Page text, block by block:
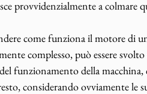
provvidenzialmente a colmare
come funziona il motore di
complesso, può essere
funzionamento della
considerando ovviamente